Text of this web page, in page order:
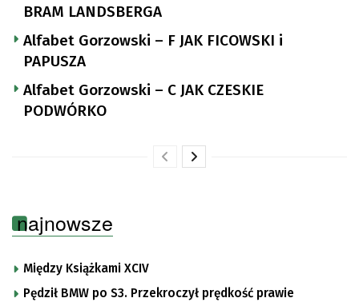
BRAM LANDSBERGA
Alfabet Gorzowski – F JAK FICOWSKI i
PAPUSZA
Alfabet Gorzowski – C JAK CZESKIE
PODWÓRKO
najnowsze
Między Książkami XCIV
Pędził BMW po S3. Przekroczył prędkość prawie